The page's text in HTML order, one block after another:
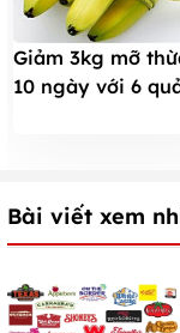
Giảm 3kg mỡ
10 ngày với 6
Bài viết xem